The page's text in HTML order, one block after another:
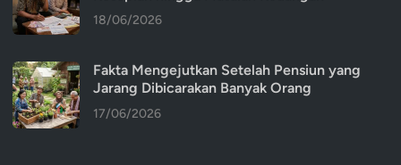
18/06/2026
Fakta Mengejutkan Setelah Pensiun yang
Jarang Dibicarakan Banyak Orang
17/06/2026